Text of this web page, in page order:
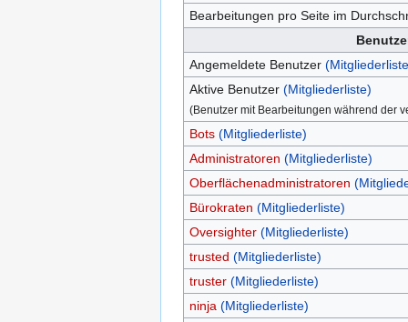
Bearbeitungen pro Seite im
Angemeldete Benutzer
Aktive Benutzer (Mitgliederliste)
(Benutzer mit Bearbeitungen während der
Bots (Mitgliederliste)
Administratoren (Mitgliederliste)
Oberflächenadministratoren
Bürokraten (Mitgliederliste)
Oversighter (Mitgliederliste)
trusted (Mitgliederliste)
truster (Mitgliederliste)
ninja (Mitgliederliste)